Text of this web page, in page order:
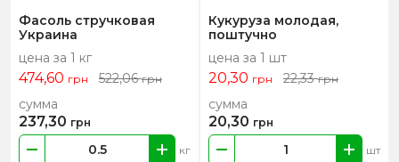
Фасоль стручковая
Украина
цена за 1 кг
474,60 грн 522,06грн
кг
сумма
237,30 грн
Кукуруза молодая,
поштучно
цена за 1 шт
20,30 грн 22,33грн
шт
сумма
20,30 грн